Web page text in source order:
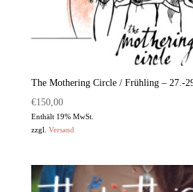
The Mothering Circle / Frühling – 27.-
€150,00
Enthält 19% MwSt.
zzgl. Versand